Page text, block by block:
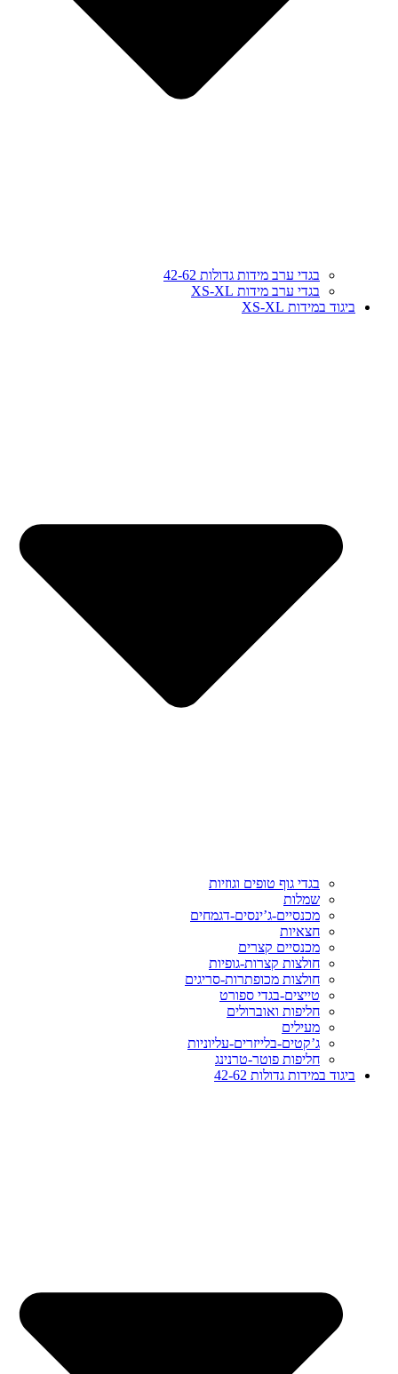
בגדי ערב מידות גדולות 42-62
בגדי ערב מידות XS-XL
ביגוד במידות XS-XL
בגדי גוף טופים וגוזיות
שמלות
מכנסיים-ג’ינסים-דגמחים
חצאיות
מכנסיים קצרים
חולצות קצרות-גופיות
חולצות מכופתרות-סריגים
טייצים-בגדי ספורט
חליפות ואוברולים
מעילים
ג’קטים-בלייזרים-עליוניות
חליפות פוטר-טרנינג
ביגוד במידות גדולות 42-62